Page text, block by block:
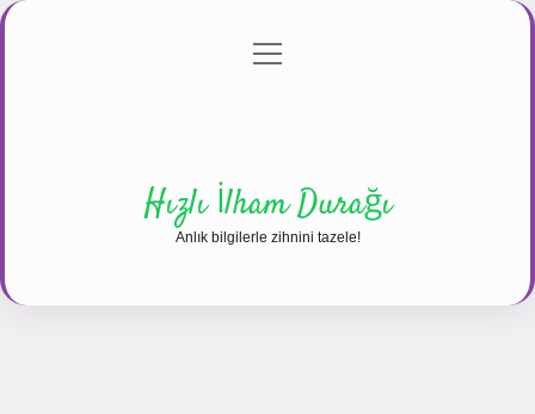
Gizlilik Politikası
menüyü
Hızlı İlham Durağı
Anlık bilgilerle zihnini tazele!